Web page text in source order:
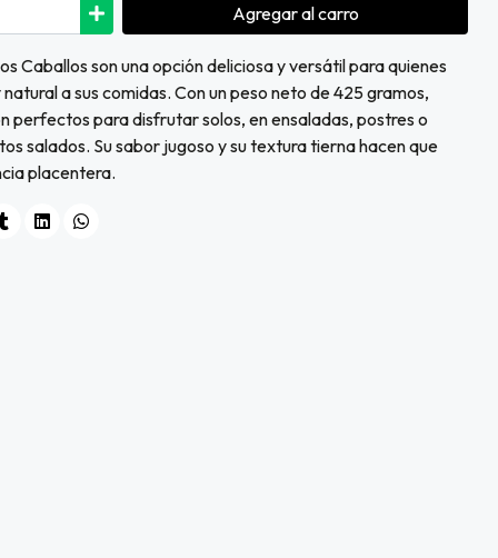
Agregaral carro
Caballos son una opción deliciosa y versátil para quienes
a sus comidas. Con un peso neto de 425 gramos,
perfectos para disfrutar solos, en ensaladas, postres o
salados. Su sabor jugoso y su textura tierna hacen que
placentera.